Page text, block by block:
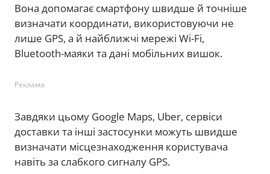
Вона допомагає смартфону швидше й точніше
визначати координати, використовуючи не
лише GPS, а й найближчі мережі Wi-Fi,
Bluetooth-маяки та дані мобільних вишок.
Реклама
Завдяки цьому Google Maps, Uber, сервіси
доставки та інші застосунки можуть швидше
визначати місцезнаходження користувача
навіть за слабкого сигналу GPS.